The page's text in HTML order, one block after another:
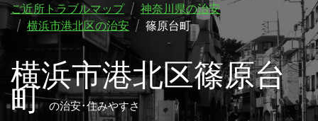
ご近所トラブルマップ
神奈川県の治安
横浜市港北区の治安
篠原台町
横浜市港北区篠原台
町の治安･住みやすさ